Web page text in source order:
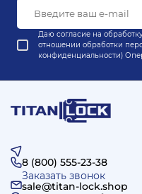
Даю согласие на
отношении обработки
конфиденциальности)
8 (800) 555-23-38
Заказать звонок
sale@titan-lock.shop